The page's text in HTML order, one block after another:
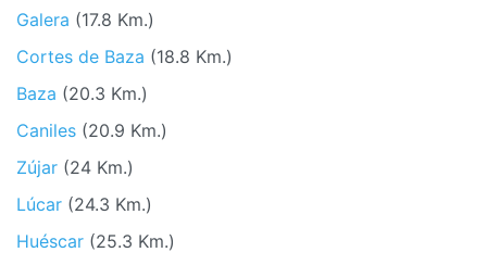
Galera (17.8 Km.)
Cortes de Baza (18.8 Km.)
Baza (20.3 Km.)
Caniles (20.9 Km.)
Zújar (24 Km.)
Lúcar (24.3 Km.)
Huéscar (25.3 Km.)